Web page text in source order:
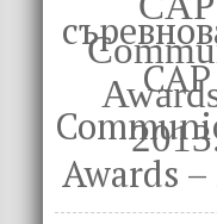
CAP
Awards –